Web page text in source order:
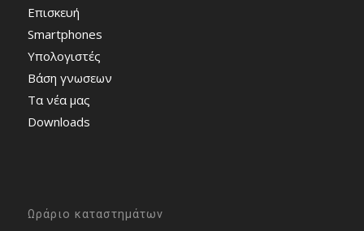
Επισκευή
Smartphones
Υπολογιστές
Bάση γνωσεων
Τα νέα μας
Downloads
Ωράριο καταστημάτων